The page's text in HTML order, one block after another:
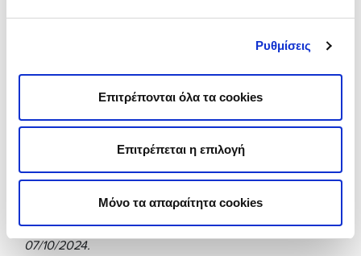
Ρυθμίσεις
Επιτρέπονται όλα τα cookies
Επιτρέπεται η επιλογή
Μόνο τα απαραίτητα cookies
τις προτεραιότητές σου. Γι’ αυτό σου δίνουμε τη
κι έξω, αλλά να βάλεις άτοκες δόσεις για ετήσια ή
τιμή; Μπες στοinsurancemarket,σύγκρινε δωρεάν τις
προσφορές και κλείσε αυτή που σε συμφέρει
περισσότερο. Μέσα σε 5’ έχεις το συμβόλαιο στο email
σου.
*Οι τιμολογήσεις αφορούν ασφάλιση στις απαραίτητες
στην Caravela, ΤΚ 84100 & οδηγό 40 ετών στις
07/10/2024.